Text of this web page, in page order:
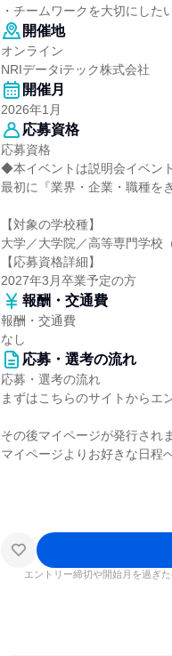
・チームワークを大切にした
開催地
オンライン
NRIデータiテック株式会社
開催月
2026年1月
応募資格
応募資格
◆本イベントは説明会イベン
最初に『業界・企業・職種を
【対象の学校種】
大学／大学院／高等専門学校
【応募資格詳細】
2027年3月卒業予定の方
報酬・交通費
報酬・交通費
なし
応募・選考の流れ
応募・選考の流れ
まずはこちらのサイトからエ
その後マイページが発行され
マイページよりお好きな日程
エントリー締切や開始月を過ぎ